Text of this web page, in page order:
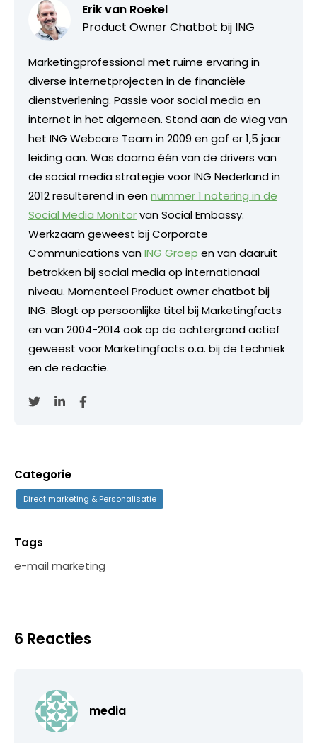
Erik van Roekel
Product Owner Chatbot bij ING
Marketingprofessional met ruime ervaring in
diverse internetprojecten in de financiële
dienstverlening. Passie voor social media en
internet in het algemeen. Stond aan de wieg van
het ING Webcare Team in 2009 en gaf er 1,5 jaar
leiding aan. Was daarna één van de drivers van
de social media strategie voor ING Nederland in
2012 resulterend in eennummer 1 notering in de
Social Media Monitorvan Social Embassy.
Werkzaam geweest bij Corporate
Communications vanING Groep en van daaruit
betrokken bij social media op internationaal
niveau. Momenteel Product owner chatbot bij
ING. Blogt op persoonlijke titel bij Marketingfacts
en van 2004-2014 ook op de achtergrond actief
geweest voor Marketingfacts o.a. bij de techniek
en de redactie.
Categorie
Direct marketing & Personalisatie
Tags
e-mail marketing
6 Reacties
media